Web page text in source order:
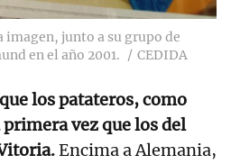
imagen, junto a su grupo de
en el año 2001.
CEDIDA
los patateros, como
vez que los del
Encima a Alemania,